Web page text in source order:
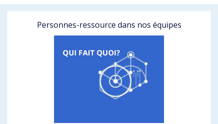
Personnes-ressource dans nos équipes